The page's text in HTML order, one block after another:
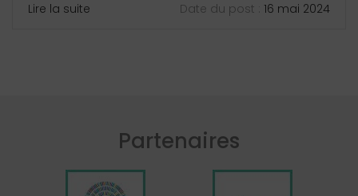
Lire la suite Date du post : 16 mai 2024
Partenaires